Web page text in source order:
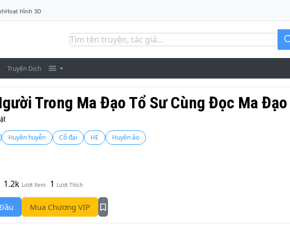
Hoạt Hình 3D
Truyện Dịch
Trong Ma Đạo Tổ Sư Cùng Đọc Ma
Huyền huyễn Cổ đại HE Huyền ảo
1.2k Lượt Xem 1 Lượt Thích
Mua Chương VIP